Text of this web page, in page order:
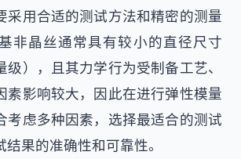
采用合适的测试方法和精密的测量
非晶丝通常具有较小的直径尺寸
级），且其力学行为受制备工艺、
素影响较大，因此在进行弹性模量
考虑多种因素，选择最适合的测试
果的准确性和可靠性。